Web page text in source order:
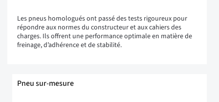
Les pneus homologués ont passé des tests rigoureux pour
répondre aux normes du constructeur et aux cahiers des
charges. Ils offrent une performance optimale en matière de
freinage, d’adhérence et de stabilité.
Pneu sur-mesure